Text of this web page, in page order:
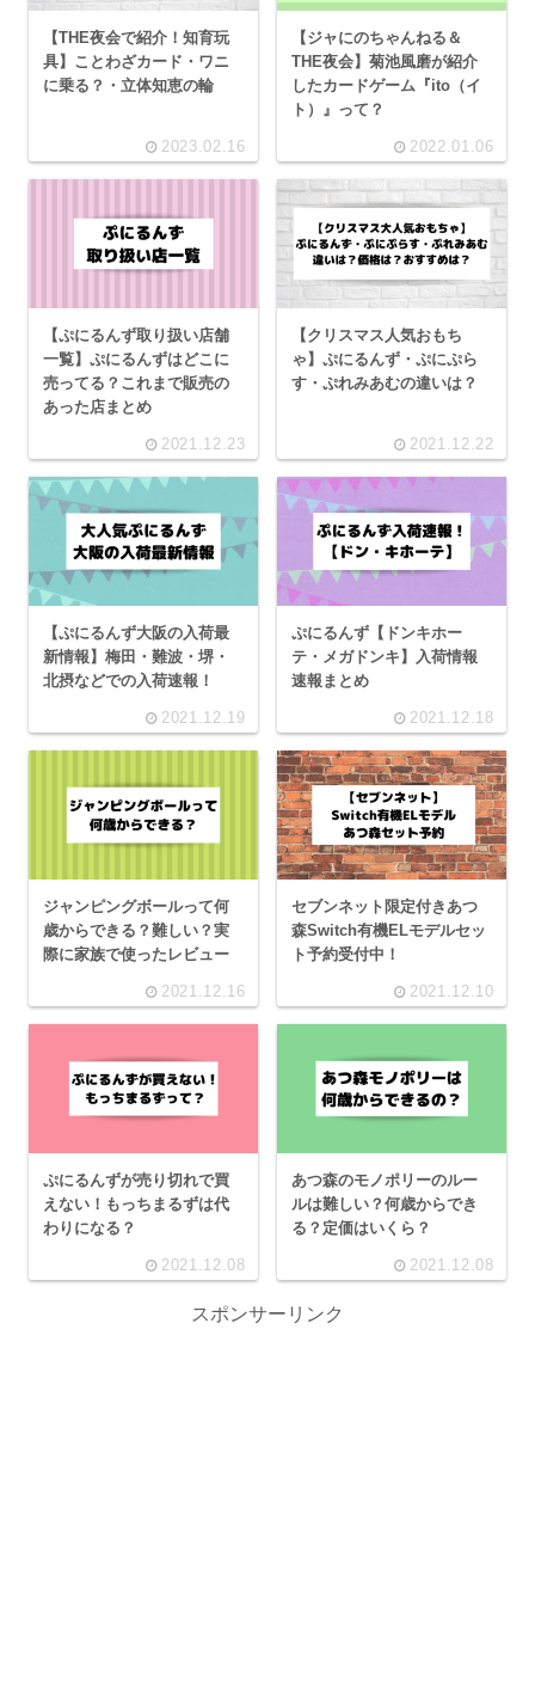
【THE夜会で紹介！知育玩
具】ことわざカード・ワニ
に乗る？・立体知恵の輪
2023.02.16
【ジャにのちゃんねる＆
THE夜会】菊池風磨が紹介
したカードゲーム『ito（イ
ト）』って？
2022.01.06
【ぷにるんず取り扱い店舗
一覧】ぷにるんずはどこに
売ってる？これまで販売の
あった店まとめ
2021.12.23
【クリスマス人気おもち
ゃ】ぷにるんず・ぷにぷら
す・ぷれみあむの違いは？
2021.12.22
【ぷにるんず大阪の入荷最
新情報】梅田・難波・堺・
北摂などでの入荷速報！
2021.12.19
ぷにるんず【ドンキホー
テ・メガドンキ】入荷情報
速報まとめ
2021.12.18
ジャンピングボールって何
歳からできる？難しい？実
際に家族で使ったレビュー
2021.12.16
セブンネット限定付きあつ
森Switch有機ELモデルセッ
ト予約受付中！
2021.12.10
ぷにるんずが売り切れで買
えない！もっちまるずは代
わりになる？
2021.12.08
あつ森のモノポリーのルー
ルは難しい？何歳からでき
る？定価はいくら？
2021.12.08
スポンサーリンク